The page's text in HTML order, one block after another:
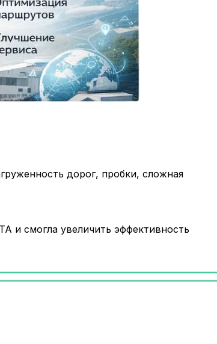
дорог, пробки, сложная
и смогла увеличить эффективность